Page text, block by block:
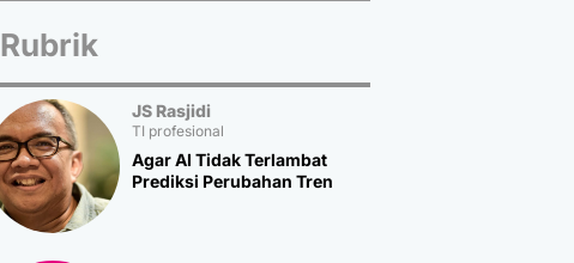
Rubrik
JS Rasjidi
TI profesional
Agar AI Tidak Terlambat
Prediksi Perubahan Tren